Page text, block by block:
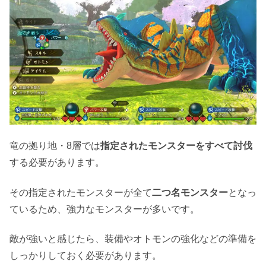
竜の拠り地・8層では指定されたモンスターをすべて討伐
する必要があります。
その指定されたモンスターが全て二つ名モンスターとなっ
ているため、強力なモンスターが多いです。
敵が強いと感じたら、装備やオトモンの強化などの準備を
しっかりしておく必要があります。